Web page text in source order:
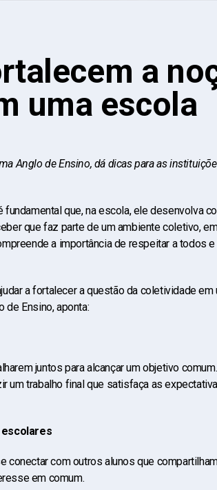
a
uma escola
Anglo de Ensino, dá dicas para as
fundamental que, na escola, ele desenvolva
que faz parte de um ambiente coletivo,
a importância de respeitar a todos
a fortalecer a questão da coletividade em
de Ensino, aponta:
juntos para alcançar um objetivo
um trabalho final que satisfaça as
escolares
conectar com outros alunos que
em comum.